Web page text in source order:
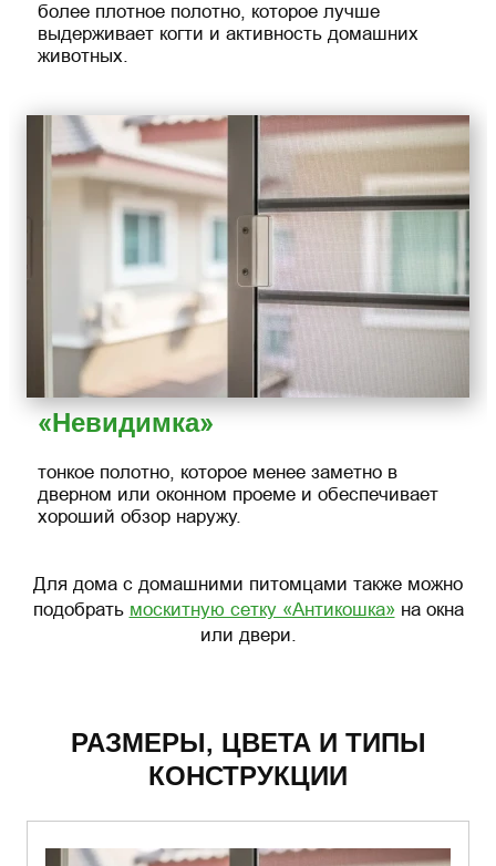
более плотное полотно, которое лучше
выдерживает когти и активность домашних
животных.
«Невидимка»
тонкое полотно, которое менее заметно в
дверном или оконном проеме и обеспечивает
хороший обзор наружу.
Для дома с домашними питомцами также можно
подобрать москитную сетку «Антикошка» на окна
или двери.
РАЗМЕРЫ, ЦВЕТА И ТИПЫ
КОНСТРУКЦИИ